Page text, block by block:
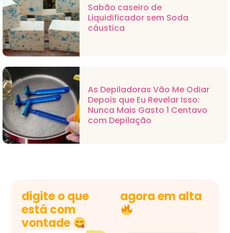
Sabão caseiro de
Liquidificador sem Soda
cáustica
As Depiladoras Vão Me Odiar
Depois que Eu Revelar Isso:
Nunca Mais Gasto 1 Centavo
com Depilação
digite o que
está com
vontade
agora em alta